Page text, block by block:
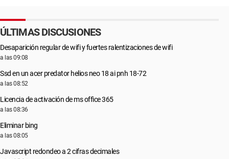
ÚLTIMAS DISCUSIONES
Desaparición regular de wifi y fuertes ralentizaciones de wifi
a las 09:08
Ssd en un acer predator helios neo 18 ai pnh 18-72
a las 08:52
Licencia de activación de ms office 365
a las 08:36
Eliminar bing
a las 08:05
Javascript redondeo a 2 cifras decimales